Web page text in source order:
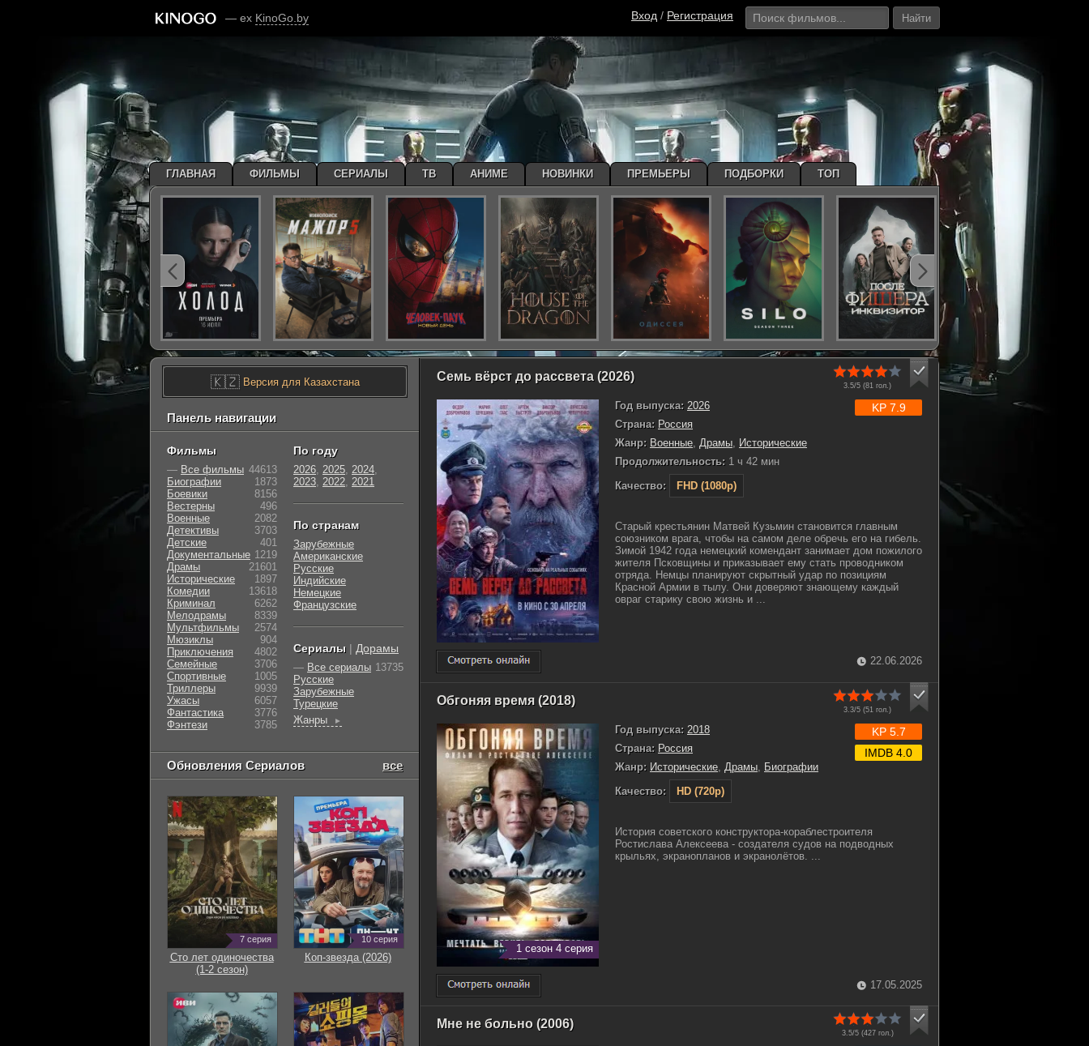
— ex KinoGo.by Вход / Регистрация Найти
Семь вёрст до рассвета (2026)
3.5/5 (81 гол.)
Год выпуска: 2026
Страна: Россия
Жанр: Военные, Драмы, Исторические
Продолжительность: 1 ч 42 мин
Качество:
FHD (1080p)
KP 7.9
Старый крестьянин Матвей Кузьмин становится главным
союзником врага, чтобы на самом деле обречь его на гибель.
Зимой 1942 года немецкий комендант занимает дом пожилого
жителя Псковщины и приказывает ему стать проводником
отряда. Немцы планируют скрытный удар по позициям
Красной Армии в тылу. Они доверяют знающему каждый
овраг старику свою жизнь и ...
22.06.2026
Обгоняя время (2018)
3.3/5 (51 гол.)
1 сезон 4 серия
Год выпуска: 2018
Страна: Россия
Жанр: Исторические Драмы Биографии
Качество:
HD (720p)
KP 5.7
IMDB 4.0
История советского конструктора-кораблестроителя
Ростислава Алексеева - создателя судов на подводных
крыльях, экранопланов и экранолётов. ...
17.05.2025
Мне не больно (2006)
3.5/5 (427гол.)
🇰🇿Версия для Казахстана
Панель навигации
Фильмы
— Все фильмы 44613
Биографии
1873
Боевики
8156
Вестерны
496
Военные
2082
Детективы
3703
Детские
401
Документальные 1219
Драмы
21601
Исторические
1897
Комедии
13618
Криминал
6262
Мелодрамы
8339
Мультфильмы
2574
Мюзиклы
904
Приключения
4802
Семейные
3706
Cпортивные
1005
Триллеры
9939
Ужасы
6057
Фантастика
3776
Фэнтези
3785
По году
2026, 2025, 2024,
2023, 2022, 2021
По странам
Зарубежные
Американские
Русские
Индийские
Немецкие
Французские
Сериалы | Дорамы
— Все сериалы 13735
Русские
Зарубежные
Турецкие
Жанры
►
Обновления Сериалов все
7 серия
Сто лет одиночества
(1-2 сезон)
10 серия
Коп-звезда (2026)
ГЛАВНАЯ ФИЛЬМЫ СЕРИАЛЫ ТВ АНИМЕ НОВИНКИ ПРЕМЬЕРЫ ПОДБОРКИ ТОП